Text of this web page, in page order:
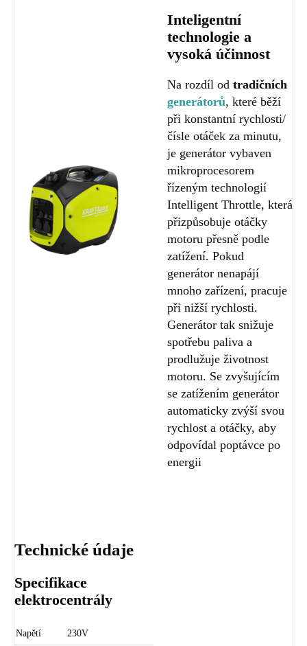
Inteligentní
technologie a
vysoká účinnost
Na rozdíl od tradičních
generátorů, které běží
při konstantní rychlosti/
čísle otáček za minutu,
je generátor vybaven
mikroprocesorem
řízeným technologií
Intelligent Throttle, která
přizpůsobuje otáčky
motoru přesně podle
zatížení. Pokud
generátor nenapájí
mnoho zařízení, pracuje
při nižší rychlosti.
Generátor tak snižuje
spotřebu paliva a
prodlužuje životnost
motoru. Se zvyšujícím
se zatížením generátor
automaticky zvýší svou
rychlost a otáčky, aby
odpovídal poptávce po
energii
Technické údaje
Specifikace
elektrocentrály
Napětí 230V